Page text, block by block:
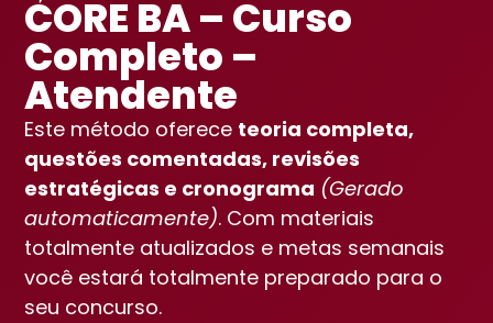
CORE BA – Curso
Completo –
Atendente
Este método oferece teoria completa,
questões comentadas, revisões
estratégicas e cronograma (Gerado
automaticamente). Com materiais
totalmente atualizados e metas semanais
você estará totalmente preparado para o
seu concurso.